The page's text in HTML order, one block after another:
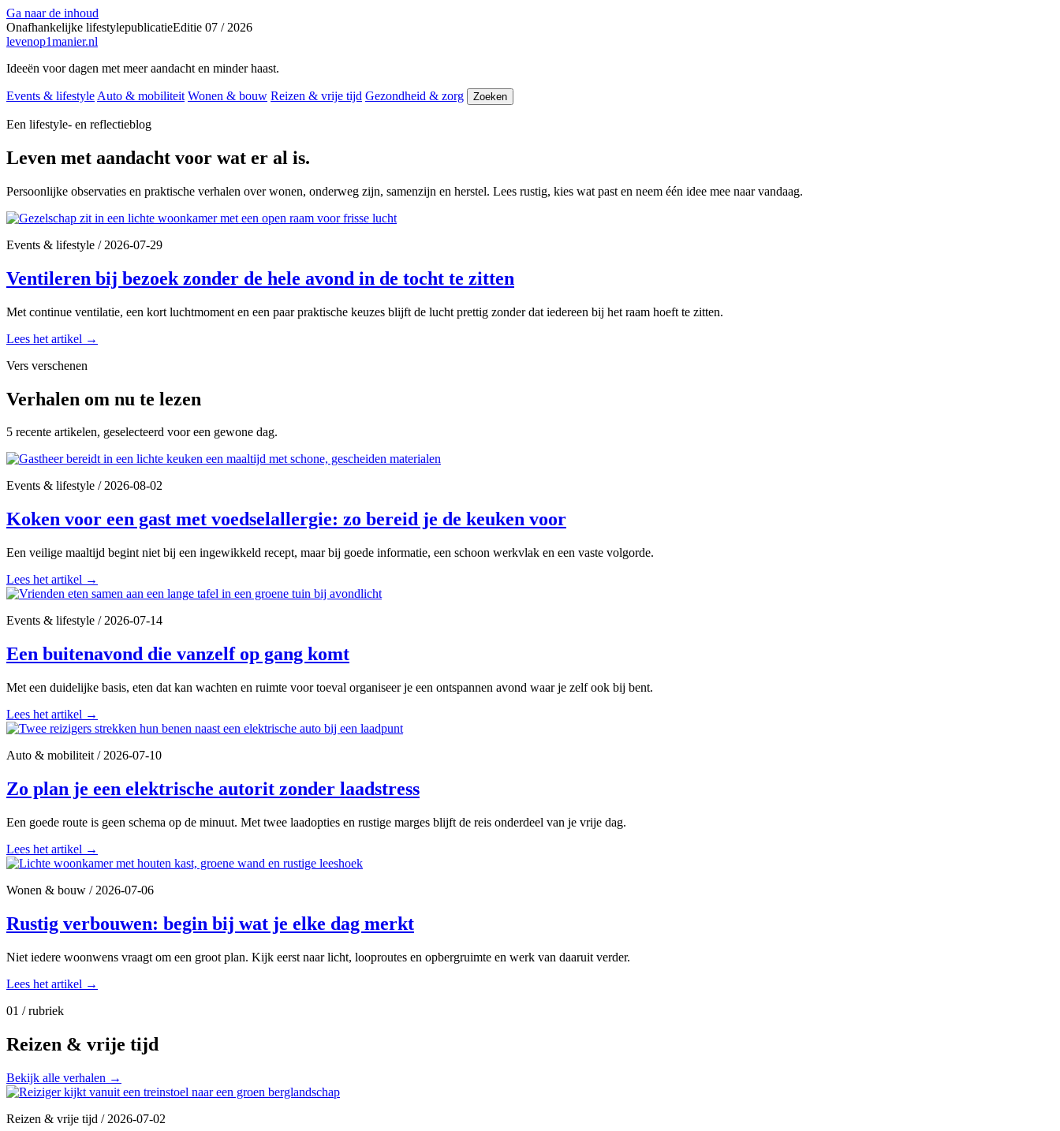
Ga naar de inhoud
Onafhankelijke lifestylepublicatieEditie 07 / 2026
levenop1manier.nl
Ideeën voor dagen met meer aandacht en minder haast.
Events & lifestyle Auto & mobiliteit Wonen & bouw Reizen & vrije tijd Gezondheid & zorg Zoeken
Een lifestyle- en reflectieblog
Leven met aandacht voor wat er al is.
Persoonlijke observaties en praktische verhalen over wonen, onderweg zijn, samenzijn en herstel. Lees rustig, kies wat past en neem één idee mee naar vandaag.
Events & lifestyle /2026-07-29
Ventileren bij bezoek zonder de hele avond in de tocht te zitten
Met continue ventilatie, een kort luchtmoment en een paar praktische keuzes blijft de lucht prettig zonder dat iedereen bij het raam hoeft te zitten.
Lees het artikel →
Vers verschenen
Verhalen om nu te lezen
5 recente artikelen, geselecteerd voor een gewone dag.
Events & lifestyle /2026-08-02
Koken voor een gast met voedselallergie: zo bereid je de keuken voor
Een veilige maaltijd begint niet bij een ingewikkeld recept, maar bij goede informatie, een schoon werkvlak en een vaste volgorde.
Lees het artikel →
Events & lifestyle /2026-07-14
Een buitenavond die vanzelf op gang komt
Met een duidelijke basis, eten dat kan wachten en ruimte voor toeval organiseer je een ontspannen avond waar je zelf ook bij bent.
Lees het artikel →
Auto & mobiliteit /2026-07-10
Zo plan je een elektrische autorit zonder laadstress
Een goede route is geen schema op de minuut. Met twee laadopties en rustige marges blijft de reis onderdeel van je vrije dag.
Lees het artikel →
Wonen & bouw /2026-07-06
Rustig verbouwen: begin bij wat je elke dag merkt
Niet iedere woonwens vraagt om een groot plan. Kijk eerst naar licht, looproutes en opbergruimte en werk van daaruit verder.
Lees het artikel →
01 / rubriek
Reizen & vrije tijd
Bekijk alle verhalen →
Reizen & vrije tijd /2026-07-02